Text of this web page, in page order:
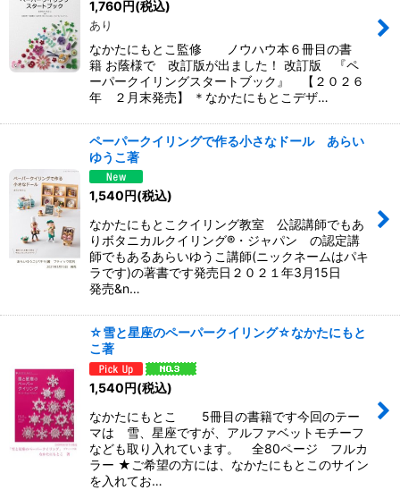
1,760円(税込)
あり
なかたにもとこ監修 ノウハウ本６冊目の書
籍 お蔭様で 改訂版が出ました！ 改訂版 『ペ
ーパークイリングスタートブック』 【２０２６
年 ２月末発売】 ＊なかたにもとこデザ…
ペーパークイリングで作る小さなドール あらい
ゆうこ著
1,540円(税込)
なかたにもとこクイリング教室 公認講師でもあ
りボタニカルクイリング®︎・ジャパン の認定講
師でもあるあらいゆうこ講師(ニックネームはパキ
ラです)の著書です発売日２０２１年3月15日
発売&n…
☆雪と星座のペーパークイリング☆なかたにもと
こ著
1,540円(税込)
なかたにもとこ 5冊目の書籍です今回のテー
マは 雪、星座ですが、アルファベットモチーフ
なども取り入れています。 全80ページ フルカ
ラー ★ご希望の方には、なかたにもとこのサイン
を入れてお…